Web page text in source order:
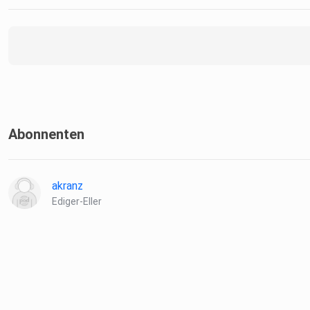
Abonnenten
akranz
Ediger-Eller